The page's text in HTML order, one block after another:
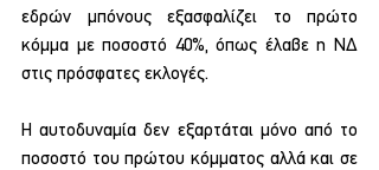
εδρών μπόνους εξασφαλίζει το πρώτο
κόμμα με ποσοστό 40%, όπως έλαβε η ΝΔ
στις πρόσφατες εκλογές.
Η αυτοδυναμία δεν εξαρτάται μόνο από το
ποσοστό του πρώτου κόμματος αλλά και σε